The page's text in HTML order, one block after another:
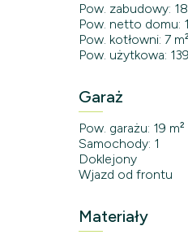
Pow. zabudowy:
Pow. netto domu:
Pow. kotłowni: 7 m²
Pow. użytkowa:
Garaż
Pow. garażu: 19 m²
Samochody: 1
Doklejony
Wjazd od frontu
Materiały